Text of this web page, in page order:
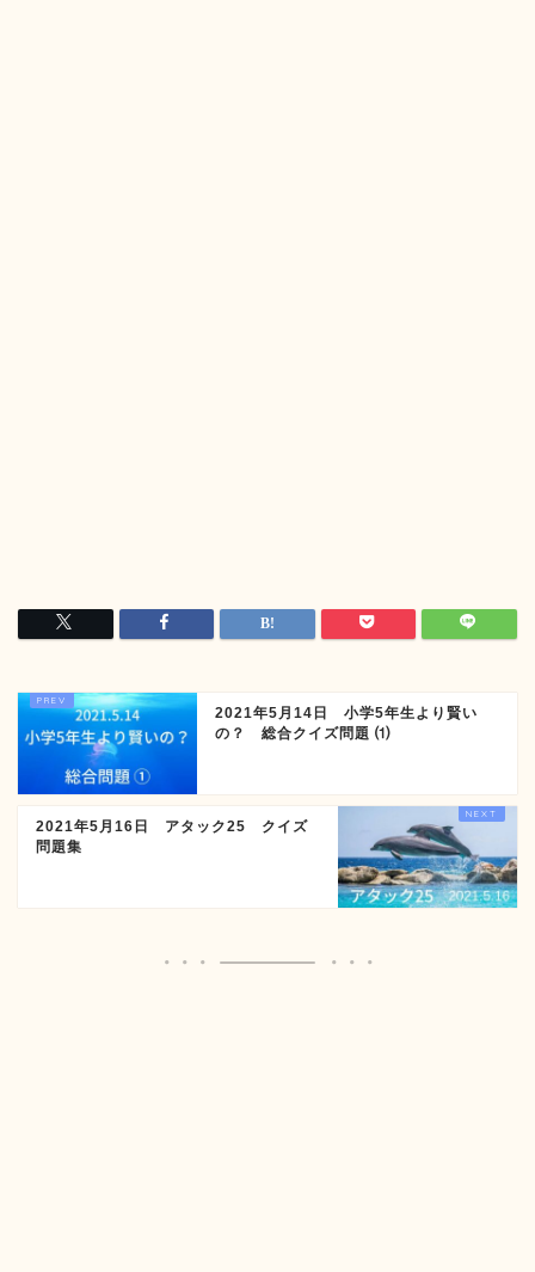
2021年5月14日 小学5年生より賢い
の？ 総合クイズ問題 ⑴
2021年5月16日 アタック25 クイズ
問題集